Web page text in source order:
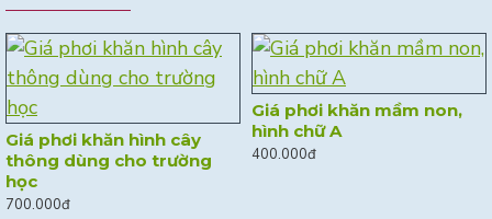
Giá phơi khăn hình cây
thông dùng cho trường
học
700.000đ
Giá phơi khăn mầm non,
hình chữ A
400.000đ